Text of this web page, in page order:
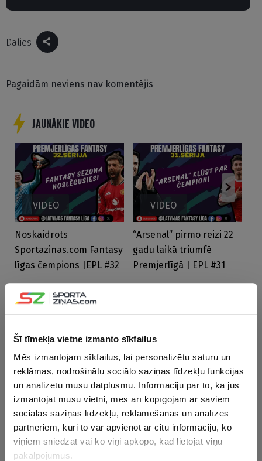
Šī tīmekļa vietne izmanto sīkfailus
Mēs izmantojam sīkfailus, lai personalizētu saturu un
reklāmas, nodrošinātu sociālo saziņas līdzekļu funkcijas
un analizētu mūsu datplūsmu. Informāciju par to, kā jūs
izmantojat mūsu vietni, mēs arī kopīgojam ar saviem
sociālās saziņas līdzekļu, reklamēšanas un analīzes
partneriem, kuri to var apvienot ar citu informāciju, ko
viņiem sniedzat vai ko viņi apkopo, kad lietojat viņu
pakalpojumus.
Dalies
Pagaidām neviens nav komentējis
JAUNĀKIE VIDEO
VIDEO
Noskaidrots
Sportazinas.com Fantasy
līgas čempions |EPL #32
VIDEO
“Arsenal” pirmo reizi 22
gadu laikā triumfē
Premjerlīgā | EPL #31
05.08.2026 16:51
“Dīvāna eksperts” atzīst: ar prognozēm izgāzos, bet šī bija
visu laiku spēcīgākā Elite
Šodien 17:51
Premjerlīgas Fantasy ir klāt: LFL ceļvedis veiksmīgai sezonai